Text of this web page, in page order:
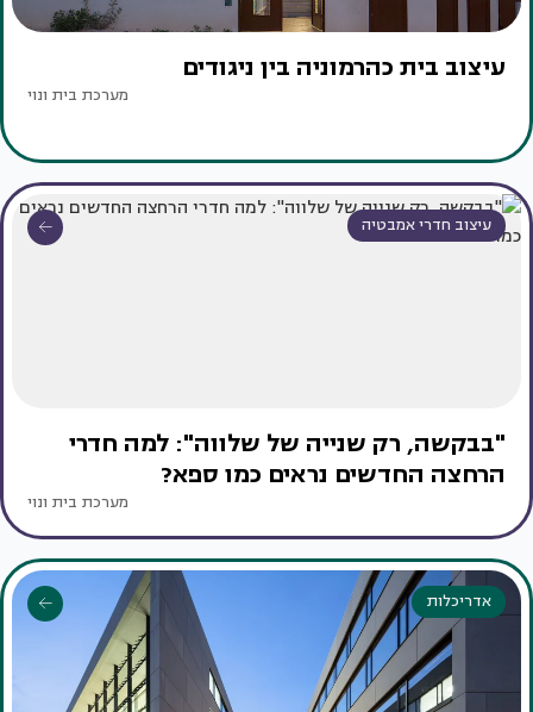
עיצוב בית כהרמוניה בין ניגודים
מערכת בית ונוי
עיצוב חדרי אמבטיה
"בבקשה, רק שנייה של שלווה": למה חדרי
הרחצה החדשים נראים כמו ספא?
מערכת בית ונוי
אדריכלות